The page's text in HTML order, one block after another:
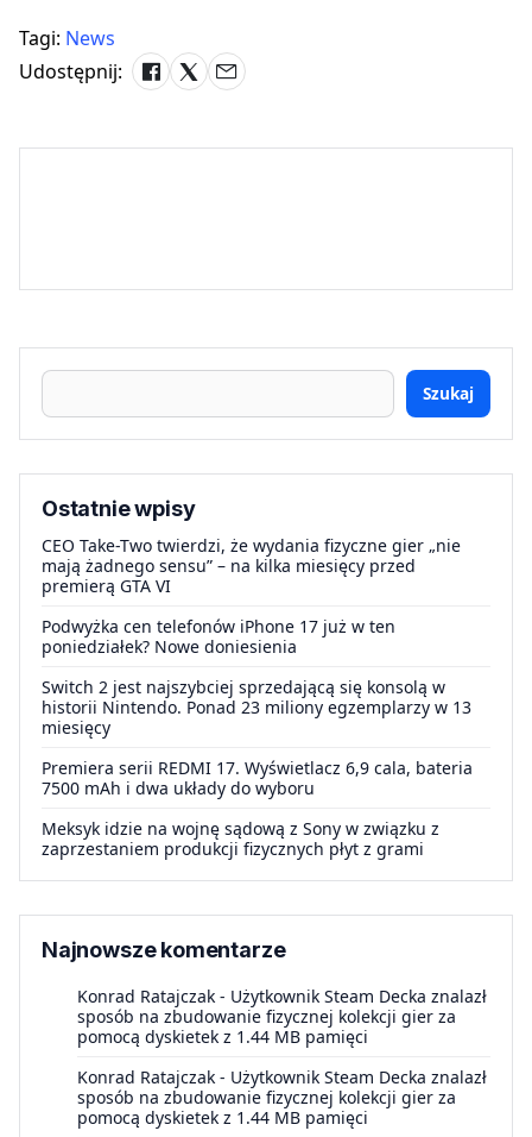
Tagi: News
Udostępnij:
Szukaj
Ostatnie wpisy
CEO Take-Two twierdzi, że wydania fizyczne gier „nie
mają żadnego sensu” – na kilka miesięcy przed
premierą GTA VI
Podwyżka cen telefonów iPhone 17 już w ten
poniedziałek? Nowe doniesienia
Switch 2 jest najszybciej sprzedającą się konsolą w
historii Nintendo. Ponad 23 miliony egzemplarzy w 13
miesięcy
Premiera serii REDMI 17. Wyświetlacz 6,9 cala, bateria
7500 mAh i dwa układy do wyboru
Meksyk idzie na wojnę sądową z Sony w związku z
zaprzestaniem produkcji fizycznych płyt z grami
Najnowsze komentarze
Konrad Ratajczak - Użytkownik Steam Decka znalazł
sposób na zbudowanie fizycznej kolekcji gier za
pomocą dyskietek z 1.44 MB pamięci
Konrad Ratajczak - Użytkownik Steam Decka znalazł
sposób na zbudowanie fizycznej kolekcji gier za
pomocą dyskietek z 1.44 MB pamięci